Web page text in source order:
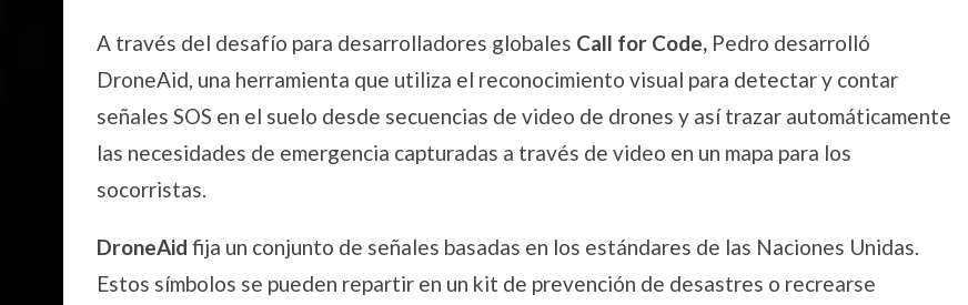
A través del desafío para desarrolladores globales Call for Code, Pedro desarrolló
DroneAid, una herramienta que utiliza el reconocimiento visual para detectar y contar
señales SOS en el suelo desde secuencias de video de drones y así trazar automáticamente
las necesidades de emergencia capturadas a través de video en un mapa para los
socorristas.
DroneAid fija un conjunto de señales basadas en los estándares de las Naciones Unidas.
Estos símbolos se pueden repartir en un kit de prevención de desastres o recrearse